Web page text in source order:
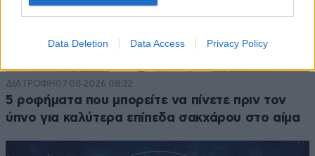
Data Deletion Data Access Privacy Policy
ΔΙΑΤΡΟΦΗ 07·08·2026 08:32
5 ροφήματα που μπορείτε να πίνετε πριν τον
ύπνο για καλύτερα επίπεδα σακχάρου στο αίμα